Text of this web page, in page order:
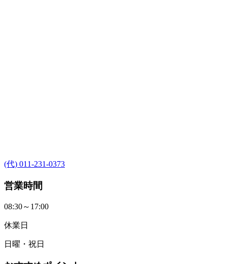
(代) 011-231-0373
営業時間
08:30～17:00
休業日
日曜・祝日